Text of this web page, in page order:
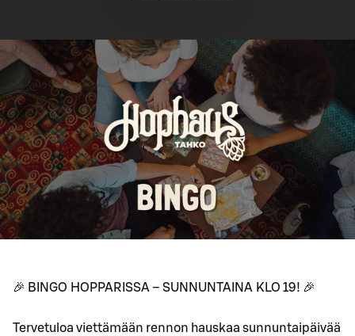
🎉 BINGO HOPPARISSA – SUNNUNTAINA KLO 19! 🎉
Tervetuloa viettämään rennon hauskaa sunnuntaipäivää